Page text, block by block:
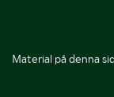
Material på denna